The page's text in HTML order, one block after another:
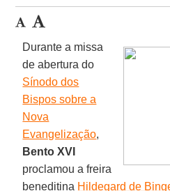
Durante a missa
de abertura do
Sínodo dos
Bispos sobre a
Nova
Evangelização,
Bento XVI
proclamou a freira
beneditina Hildegard de